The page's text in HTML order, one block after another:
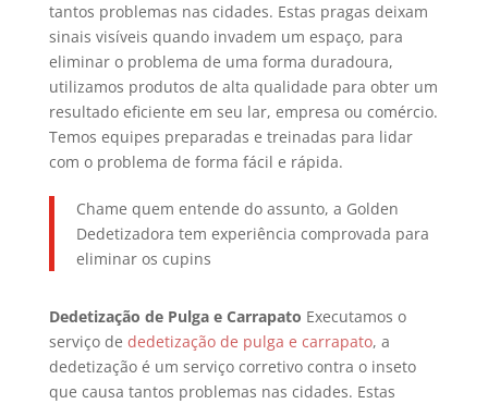
tantos problemas nas cidades. Estas pragas deixam
sinais visíveis quando invadem um espaço, para
eliminar o problema de uma forma duradoura,
utilizamos produtos de alta qualidade para obter um
resultado eficiente em seu lar, empresa ou comércio.
Temos equipes preparadas e treinadas para lidar
com o problema de forma fácil e rápida.
Chame quem entende do assunto, a Golden
Dedetizadora tem experiência comprovada para
eliminar os cupins
Dedetização de Pulga e Carrapato Executamos o
serviço de dedetização de pulga e carrapato, a
dedetização é um serviço corretivo contra o inseto
que causa tantos problemas nas cidades. Estas